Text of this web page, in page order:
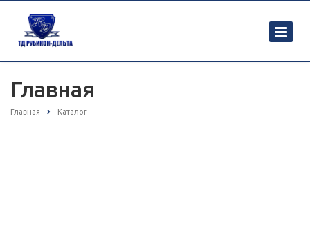
Главная
Главная Каталог